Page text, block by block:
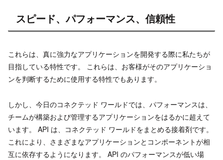
スピード、パフォーマンス、信頼性
これらは、真に強力なアプリケーションを開発する際に私たちが
目指している特性です。 これらは、お客様がそのアプリケーショ
ンを判断するために使用する特性でもあります。
しかし、今日のコネクテッド ワールドでは、パフォーマンスは、
チームが構築および管理するアプリケーションをはるかに超えて
います。 API は、コネクテッド ワールドをまとめる接着剤です。
これにより、さまざまなアプリケーションとコンポーネントが相
互に依存するようになります。 API のパフォーマンスが低い場